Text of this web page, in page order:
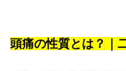
頭痛の性質とは？｜